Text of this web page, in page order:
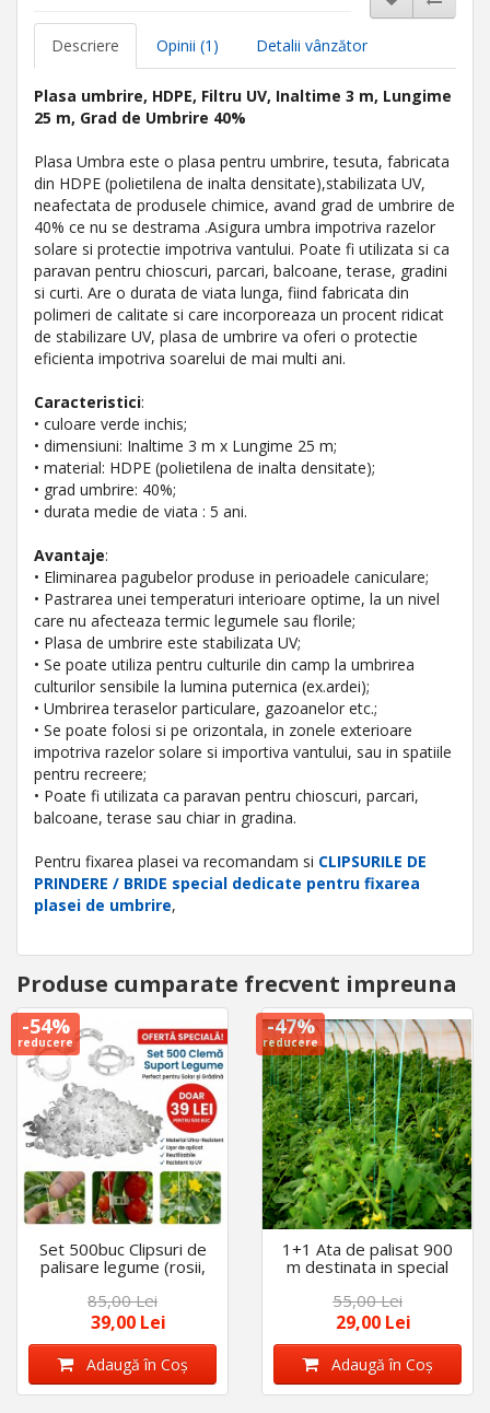
Descriere Opinii (1) Detalii vânzător
Plasa umbrire, HDPE, Filtru UV, Inaltime 3 m, Lungime
25 m, Grad de Umbrire 40%
Plasa Umbra este o plasa pentru umbrire, tesuta, fabricata
din HDPE (polietilena de inalta densitate),stabilizata UV,
neafectata de produsele chimice, avand grad de umbrire de
40% ce nu se destrama .Asigura umbra impotriva razelor
solare si protectie impotriva vantului. Poate fi utilizata si ca
paravan pentru chioscuri, parcari, balcoane, terase, gradini
si curti. Are o durata de viata lunga, fiind fabricata din
polimeri de calitate si care incorporeaza un procent ridicat
de stabilizare UV, plasa de umbrire va oferi o protectie
eficienta impotriva soarelui de mai multi ani.
Caracteristici:
• culoare verde inchis;
• dimensiuni: Inaltime 3 m x Lungime 25 m;
• material: HDPE (polietilena de inalta densitate);
• grad umbrire: 40%;
• durata medie de viata : 5 ani.
Avantaje:
• Eliminarea pagubelor produse in perioadele caniculare;
• Pastrarea unei temperaturi interioare optime, la un nivel
care nu afecteaza termic legumele sau florile;
• Plasa de umbrire este stabilizata UV;
• Se poate utiliza pentru culturile din camp la umbrirea
culturilor sensibile la lumina puternica (ex.ardei);
• Umbrirea teraselor particulare, gazoanelor etc.;
• Se poate folosi si pe orizontala, in zonele exterioare
impotriva razelor solare si importiva vantului, sau in spatiile
pentru recreere;
• Poate fi utilizata ca paravan pentru chioscuri, parcari,
balcoane, terase sau chiar in gradina.
Pentru fixarea plasei va recomandam si CLIPSURILE DE
PRINDERE / BRIDE special dedicate pentru fixarea
plasei de umbrire,
Produse cumparate frecvent impreuna
-54%
reducere
Set 500buc Clipsuri de
palisare legume (rosii,
ardei, castraveti)ajuta la
prinderea tulpinii plantei
85,00 Lei
39,00 Lei
Adaugă în Coş
-47%
reducere
1+1 Ata de palisat 900
m destinata in special
legarii legumelor
(rosiilor, ardeilor,
castravetilor)
55,00 Lei
29,00 Lei
Adaugă în Coş